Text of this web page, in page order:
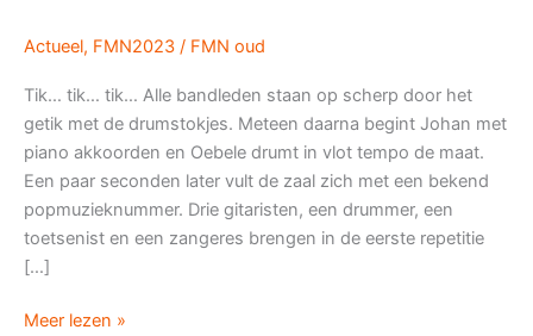
Actueel, FMN2023 / FMN oud
Tik… tik… tik… Alle bandleden staan op scherp door het
getik met de drumstokjes. Meteen daarna begint Johan met
piano akkoorden en Oebele drumt in vlot tempo de maat.
Een paar seconden later vult de zaal zich met een bekend
popmuzieknummer. Drie gitaristen, een drummer, een
toetsenist en een zangeres brengen in de eerste repetitie
[…]
Basis
Meer lezen »